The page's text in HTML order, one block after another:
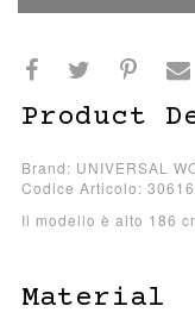
Product
Brand: UNIVERSAL
Codice Articolo: 30616
Il modello è alto 186
Material